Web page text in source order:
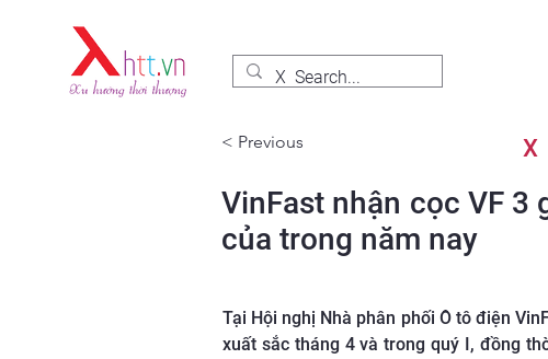
< Previous X
VinFast nhận cọc VF 3
của trong năm nay
Tại Hội nghị Nhà phân phối Ô tô điện
xuất sắc tháng 4 và trong quý I, đồng